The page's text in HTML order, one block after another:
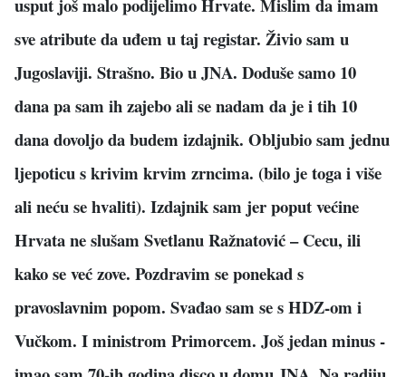
sve atribute da uđem u taj registar. Živio sam u
Jugoslaviji. Strašno. Bio u JNA. Doduše samo 10
dana pa sam ih zajebo ali se nadam da je i tih 10
dana dovoljo da budem izdajnik. Obljubio sam jednu
ljepoticu s krivim krvim zrncima. (bilo je toga i više
ali neću se hvaliti). Izdajnik sam jer poput većine
Hrvata ne slušam Svetlanu Ražnatović – Cecu, ili
kako se već zove. Pozdravim se ponekad s
pravoslavnim popom. Svađao sam se s HDZ-om i
Vučkom. I ministrom Primorcem. Još jedan minus -